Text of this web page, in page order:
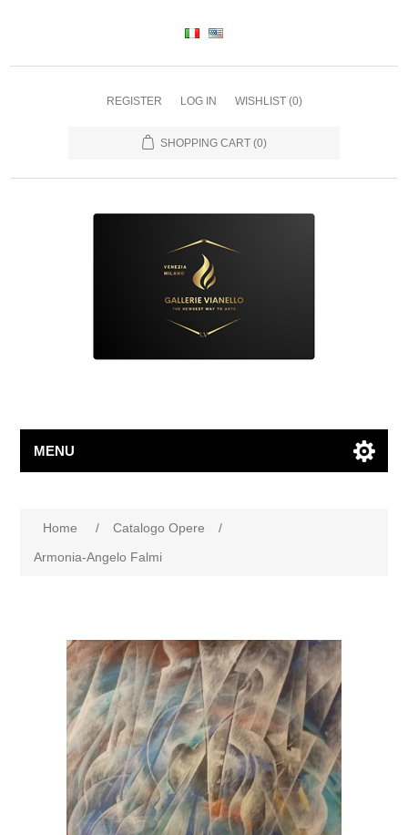
REGISTER LOG IN WISHLIST (0)
SHOPPING CART (0)
MENU
Home / Catalogo Opere
/
Armonia-Angelo Falmi